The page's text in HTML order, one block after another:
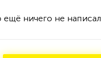
ничего не написал